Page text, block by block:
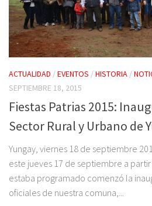
ACTUALIDAD /EVENTOS /HISTORIA /
SEPTIEMBRE 18, 2015
Fiestas Patrias 2015:
Sector Rural y Urbano de
Yungay, viernes 18 de septiembre
este jueves 17 de septiembre a
estaba programado comenzó la
oficiales de nuestra comuna,...